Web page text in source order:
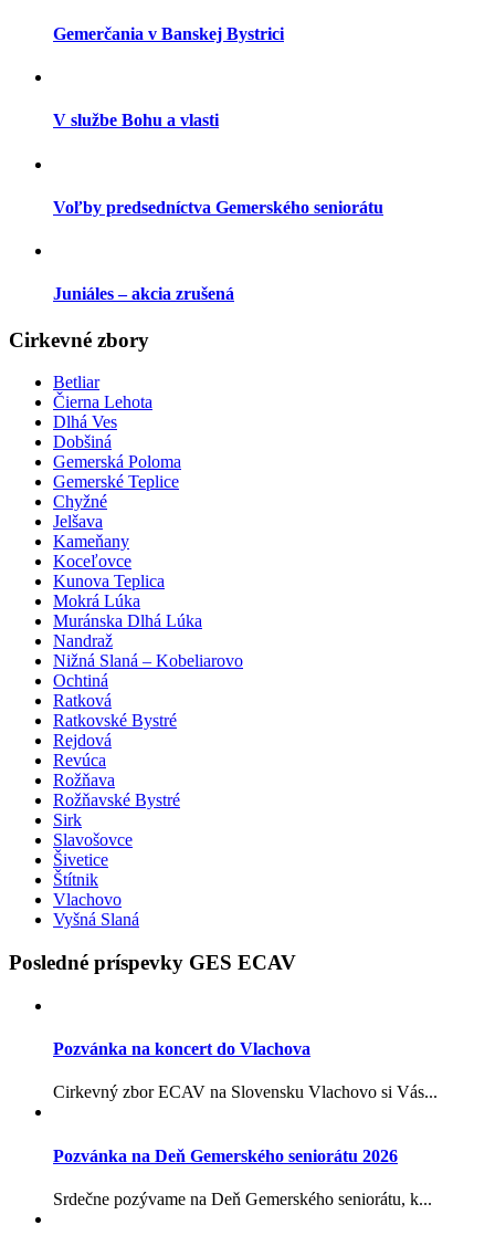
Gemerčania v Banskej Bystrici
V službe Bohu a vlasti
Voľby predsedníctva Gemerského seniorátu
Juniáles – akcia zrušená
Cirkevné zbory
Betliar
Čierna Lehota
Dlhá Ves
Dobšiná
Gemerská Poloma
Gemerské Teplice
Chyžné
Jelšava
Kameňany
Koceľovce
Kunova Teplica
Mokrá Lúka
Muránska Dlhá Lúka
Nandraž
Nižná Slaná – Kobeliarovo
Ochtiná
Ratková
Ratkovské Bystré
Rejdová
Revúca
Rožňava
Rožňavské Bystré
Sirk
Slavošovce
Šivetice
Štítnik
Vlachovo
Vyšná Slaná
Posledné príspevky GES ECAV
Pozvánka na koncert do Vlachova
Cirkevný zbor ECAV na Slovensku Vlachovo si Vás...
Pozvánka na Deň Gemerského seniorátu 2026
Srdečne pozývame na Deň Gemerského seniorátu, k...